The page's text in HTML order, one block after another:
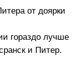
от доярки
гораздо лучше
и Питер.